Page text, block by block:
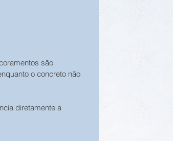
são
o concreto não
diretamente a